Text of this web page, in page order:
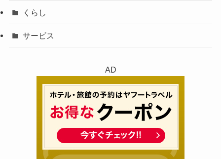
くらし
サービス
AD